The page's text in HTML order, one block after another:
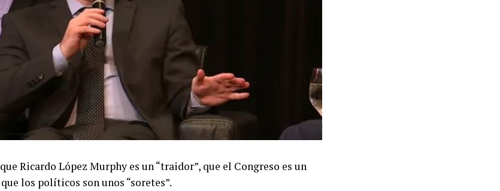
Ricardo López Murphy es un “traidor”, que el Congreso es un
los políticos son unos “soretes”.